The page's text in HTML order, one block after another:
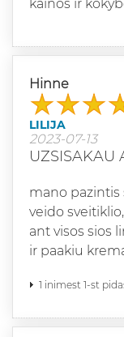
kainos ir
Hinne
LILIJA
2023-07-13
UZSISAKAU
mano pazintis
veido
ant visos sios
ir paakiu
1 inimest 1-st